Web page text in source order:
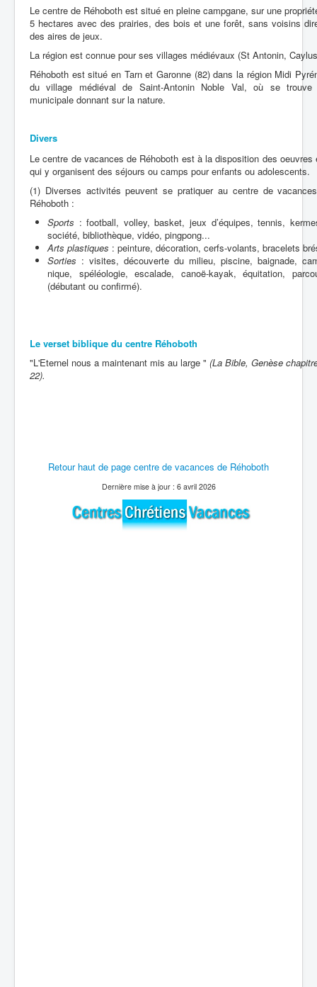
Le centre de Réhoboth est situé en pleine campgane, sur une
5 hectares avec des prairies, des bois et une forêt, sans voisins
des aires de jeux.
La région est connue pour ses villages médiévaux (St Antonin,
Réhoboth est situé en Tarn et Garonne (82) dans la région Midi
du village médiéval de Saint-Antonin Noble Val, où se trouve
municipale donnant sur la nature.
Divers
Le centre de vacances de Réhoboth est à la disposition des oeuvres
qui y organisent des séjours ou camps pour enfants ou adolescents.
(1) Diverses activités peuvent se pratiquer au centre de
Réhoboth :
Sports : football, volley, basket, jeux d’équipes, tennis,
société, bibliothèque, vidéo, pingpong...
Arts plastiques : peinture, décoration, cerfs-volants, bracelets
Sorties : visites, découverte du milieu, piscine, baignade,
nique, spéléologie, escalade, canoë-kayak, équitation,
(débutant ou confirmé).
Le verset biblique du centre Réhoboth
"L'Eternel nous a maintenant mis au large " (La Bible, Genèse
22).
Retour haut de page centre de vacances de Réhoboth
Dernière mise à jour : 6 avril 2026